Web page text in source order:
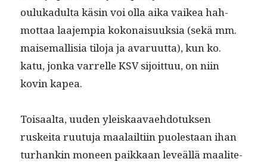
oulukadul­ta käsin voi olla aika vaikea hah­
mot­taa laa­jem­pia kokon­aisuuk­sia (sekä mm.
maise­mallisia tilo­ja ja avaru­ut­ta), kun ko.
katu, jon­ka var­relle KSV sijoit­tuu, on niin
kovin kapea.
Toisaal­ta, uuden yleiskaavae­hdo­tuk­sen
ruskei­ta ruu­tu­ja maalailti­in puolestaan ihan
turhankin mon­een paikkaan lev­eäl­lä maalite­